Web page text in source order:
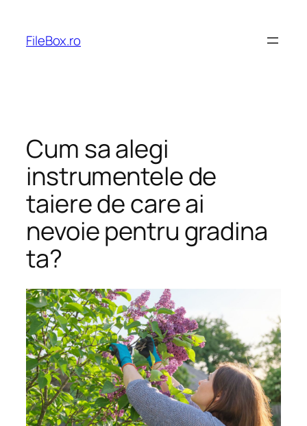
content
FileBox.ro
Cum sa alegi
instrumentele de
taiere de care ai
nevoie pentru gradina
ta?